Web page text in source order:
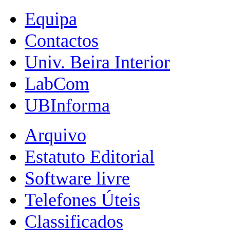
Equipa
Contactos
Univ. Beira Interior
LabCom
UBInforma
Arquivo
Estatuto Editorial
Software livre
Telefones Úteis
Classificados